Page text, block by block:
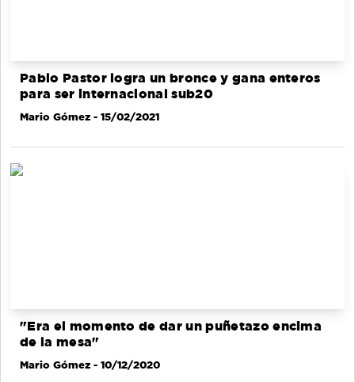
Pablo Pastor logra un bronce y gana enteros
para ser internacional sub20
Mario Gómez - 15/02/2021
"Era el momento de dar un puñetazo encima
de la mesa"
Mario Gómez - 10/12/2020